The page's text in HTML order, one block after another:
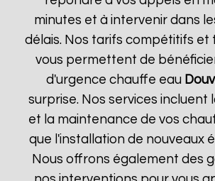
minutes et à intervenir dans
délais. Nos tarifs compétitifs
vous permettent de
d'urgence chauffe eau
surprise. Nos services incluent
et la maintenance de vos
que l'installation de nouveaux
Nous offrons également des